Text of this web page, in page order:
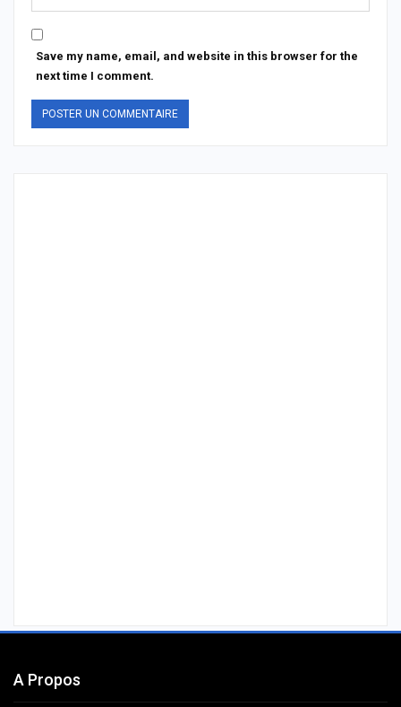
Save my name, email, and website in this browser for the
next time I comment.
A Propos